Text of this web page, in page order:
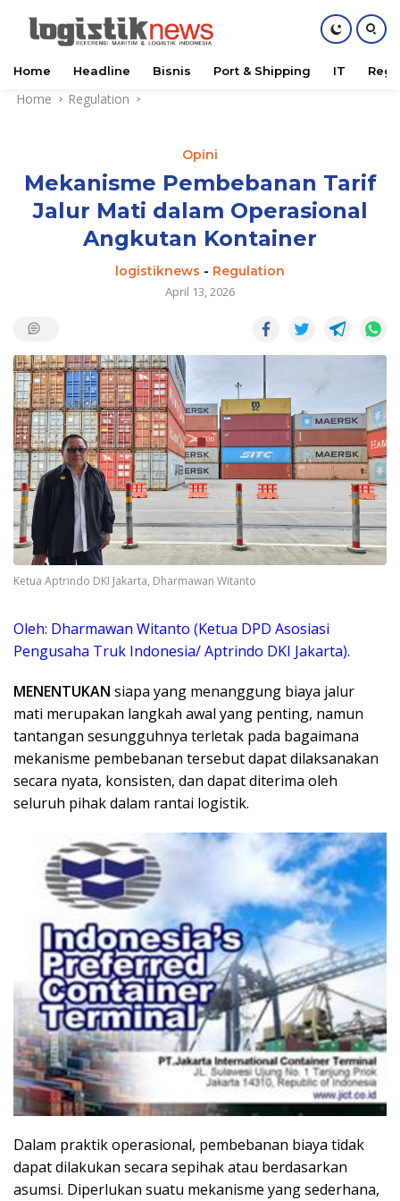
Skip
Home Headline Bisnis Port & Shipping IT
Home Regulation
Opini
Mekanisme Pembebanan Tarif
Jalur Mati dalam Operasional
Angkutan Kontainer
logistiknews - Regulation
April 13, 2026
Ketua Aptrindo DKI Jakarta, Dharmawan Witanto
Oleh: Dharmawan Witanto (Ketua DPD Asosiasi
Pengusaha Truk Indonesia/ Aptrindo DKI Jakarta).
MENENTUKAN siapa yang menanggung biaya jalur
mati merupakan langkah awal yang penting, namun
tantangan sesungguhnya terletak pada bagaimana
mekanisme pembebanan tersebut dapat dilaksanakan
secara nyata, konsisten, dan dapat diterima oleh
seluruh pihak dalam rantai logistik.
Dalam praktik operasional, pembebanan biaya tidak
dapat dilakukan secara sepihak atau berdasarkan
asumsi. Diperlukan suatu mekanisme yang sederhana,